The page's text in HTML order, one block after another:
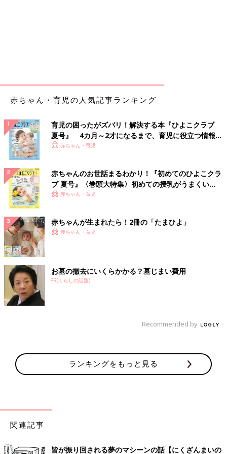
赤ちゃん・育児の人気記事ランキング
育児の困ったがズバリ！解決する本『ひよこクラブ
夏号』 4カ月～2才になるまで、育児に役立つ情報が
いっぱい！
赤ちゃん・育児
赤ちゃんのお世話まるわかり！『初めてのひよこクラ
ブ 夏号』〈巻頭大特集〉初めての授乳がうまくい
く！ おっぱい・ミルクの基本と夏のトラブル 解決テ
赤ちゃん・育児
赤ちゃんが生まれたら！2冊の「たまひよ」
赤ちゃん・育児
お墓の撤去にいくらかかる？墓じまい費用
PR(くらしの話題)
Recommended by
ランキングをもっと見る
関連記事
皆が振り回される夢のマシーンの話【にくざんまいの